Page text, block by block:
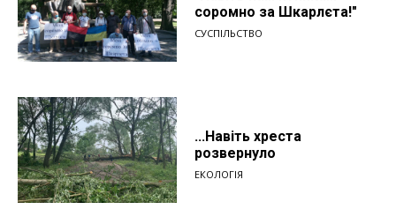
соромно за Шкарлєта!"
СУСПІЛЬСТВО
...Навіть хреста
розвернуло
ЕКОЛОГІЯ